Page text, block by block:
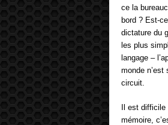
ce la
bord ? Est-
dictature du
les plus
langage –
monde
circuit.
Il est
mémoire,